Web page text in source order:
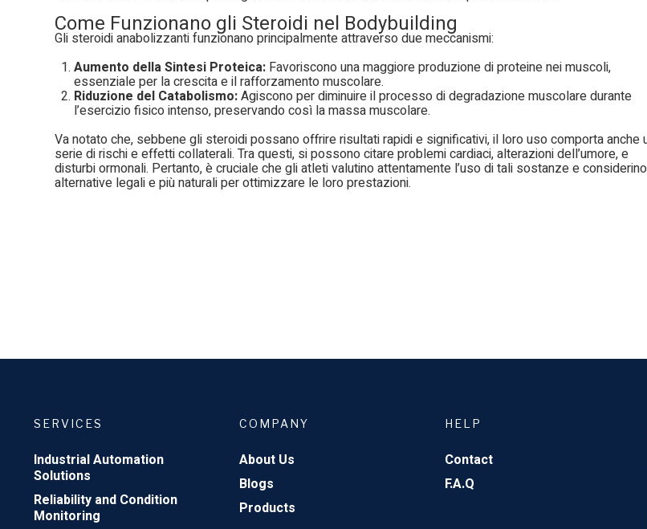
Come Funzionano gli Steroidi nel Bodybuilding
Gli steroidi anabolizzanti funzionano principalmente attraverso due meccanismi:
Aumento della Sintesi Proteica: Favoriscono una maggiore produzione di proteine nei muscoli,
essenziale per la crescita e il rafforzamento muscolare.
Riduzione del Catabolismo:Agiscono per diminuire il processo di degradazione muscolare durante
l’esercizio fisico intenso, preservando così la massa muscolare.
Va notato che, sebbene gli steroidi possano offrire risultati rapidi e significativi, il loro uso comporta anche
serie di rischi e effetti collaterali. Tra questi, si possono citare problemi cardiaci, alterazioni dell’umore, e
disturbi ormonali. Pertanto, è cruciale che gli atleti valutino attentamente l’uso di tali sostanze e
alternative legali e più naturali per ottimizzare le loro prestazioni.
SERVICES
Industrial Automation
Solutions
Reliability and Condition
Monitoring
COMPANY
About Us
Blogs
Products
HELP
Contact
F.A.Q